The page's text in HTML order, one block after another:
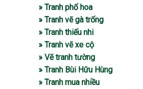
» Tranh phố hoa
» Tranh vẽ gà trống
» Tranh thiếu nhi
» Tranh vẽ xe cộ
» Vẽ tranh tường
» Tranh Bùi Hữu Hùng
» Tranh mua nhiều